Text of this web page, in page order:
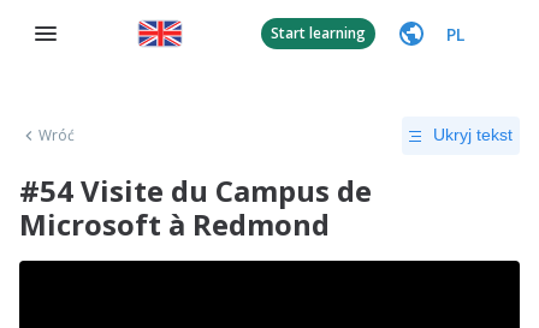
Start learning PL
Wróć Ukryj tekst
#54 Visite du Campus de
Microsoft à Redmond